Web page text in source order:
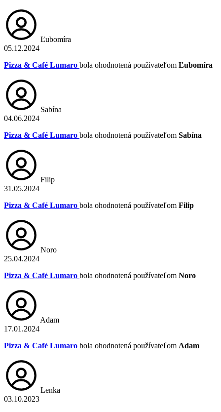
Ľubomíra
05.12.2024
Pizza & Café Lumaro bola ohodnotená používateľom Ľubomíra
Sabína
04.06.2024
Pizza & Café Lumaro bola ohodnotená používateľom Sabína
Filip
31.05.2024
Pizza & Café Lumaro bola ohodnotená používateľom Filip
Noro
25.04.2024
Pizza & Café Lumaro bola ohodnotená používateľom Noro
Adam
17.01.2024
Pizza & Café Lumaro bola ohodnotená používateľom Adam
Lenka
03.10.2023